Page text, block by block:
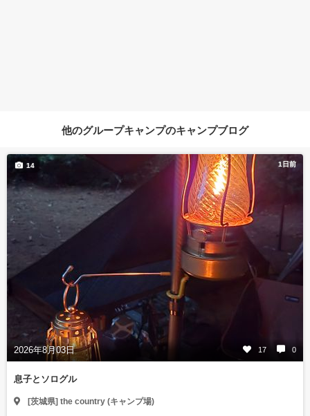
他のグループキャンプのキャンプブログ
1日前
2026年8月03日 17 0
14
息子とソログル
[茨城県] the country (キャンプ場)